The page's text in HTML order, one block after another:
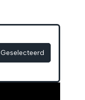
Geselecteerd